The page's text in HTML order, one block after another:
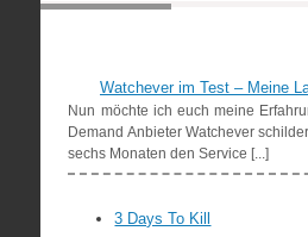
Watchever im Test – Meine
Nun möchte ich euch meine
Demand Anbieter Watchever
sechs Monaten den Service [...]
3 Days To Kill